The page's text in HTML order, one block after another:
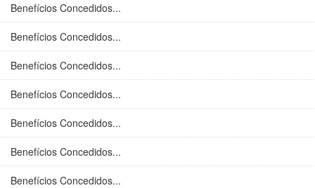
Benefícios Concedidos...
Benefícios Concedidos...
Benefícios Concedidos...
Benefícios Concedidos...
Benefícios Concedidos...
Benefícios Concedidos...
Benefícios Concedidos...